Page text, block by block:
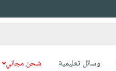
وسائل تعليمية شحن مجاني